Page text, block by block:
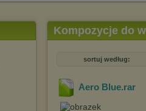
Kompozycje do
sortuj według:
Aero Blue.rar